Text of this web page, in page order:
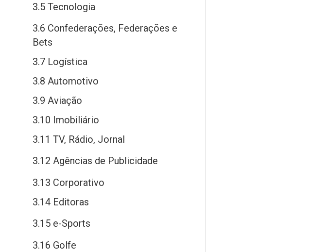
3.5 Tecnologia
3.6 Confederações, Federações e
Bets
3.7 Logística
3.8 Automotivo
3.9 Aviação
3.10 Imobiliário
3.11 TV, Rádio, Jornal
3.12 Agências de Publicidade
3.13 Corporativo
3.14 Editoras
3.15 e-Sports
3.16 Golfe